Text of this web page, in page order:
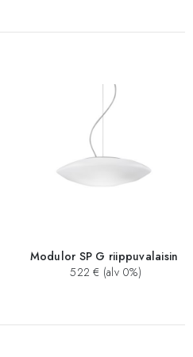
Modulor SP G riippuvalaisin
522 € (alv 0%)